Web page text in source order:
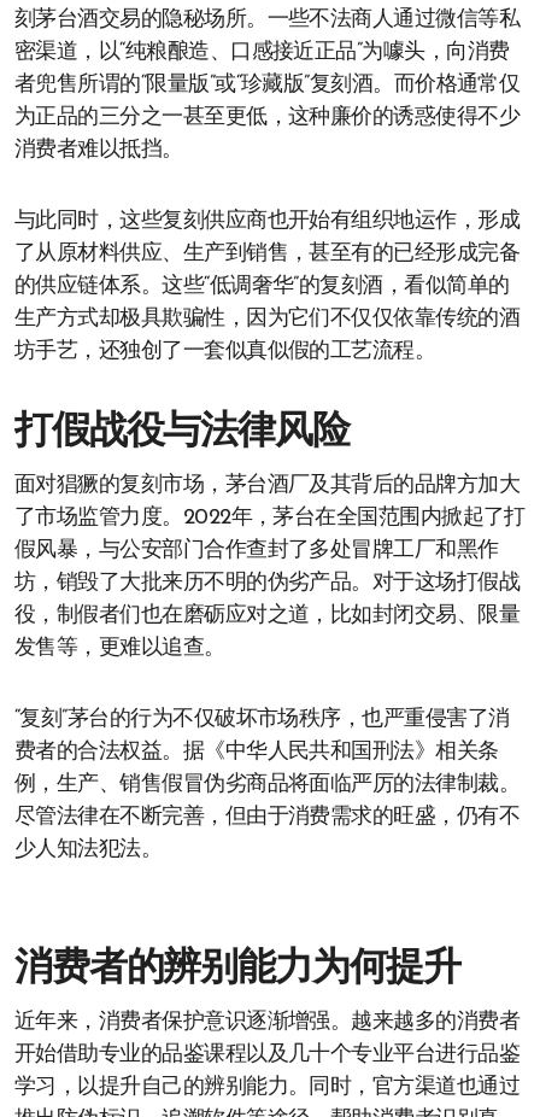
刻茅台酒交易的隐秘场所。一些不法商人通过微信等私
密渠道，以“纯粮酿造、口感接近正品”为噱头，向消费
者兜售所谓的“限量版”或“珍藏版”复刻酒。而价格通常仅
为正品的三分之一甚至更低，这种廉价的诱惑使得不少
消费者难以抵挡。
与此同时，这些复刻供应商也开始有组织地运作，形成
了从原材料供应、生产到销售，甚至有的已经形成完备
的供应链体系。这些“低调奢华”的复刻酒，看似简单的
生产方式却极具欺骗性，因为它们不仅仅依靠传统的酒
坊手艺，还独创了一套似真似假的工艺流程。
打假战役与法律风险
面对猖獗的复刻市场，茅台酒厂及其背后的品牌方加大
了市场监管力度。2022年，茅台在全国范围内掀起了打
假风暴，与公安部门合作查封了多处冒牌工厂和黑作
坊，销毁了大批来历不明的伪劣产品。对于这场打假战
役，制假者们也在磨砺应对之道，比如封闭交易、限量
发售等，更难以追查。
“复刻”茅台的行为不仅破坏市场秩序，也严重侵害了消
费者的合法权益。据《中华人民共和国刑法》相关条
例，生产、销售假冒伪劣商品将面临严厉的法律制裁。
尽管法律在不断完善，但由于消费需求的旺盛，仍有不
少人知法犯法。
消费者的辨别能力为何提升
近年来，消费者保护意识逐渐增强。越来越多的消费者
开始借助专业的品鉴课程以及几十个专业平台进行品鉴
学习，以提升自己的辨别能力。同时，官方渠道也通过